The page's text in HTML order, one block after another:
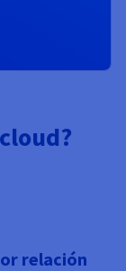
relación